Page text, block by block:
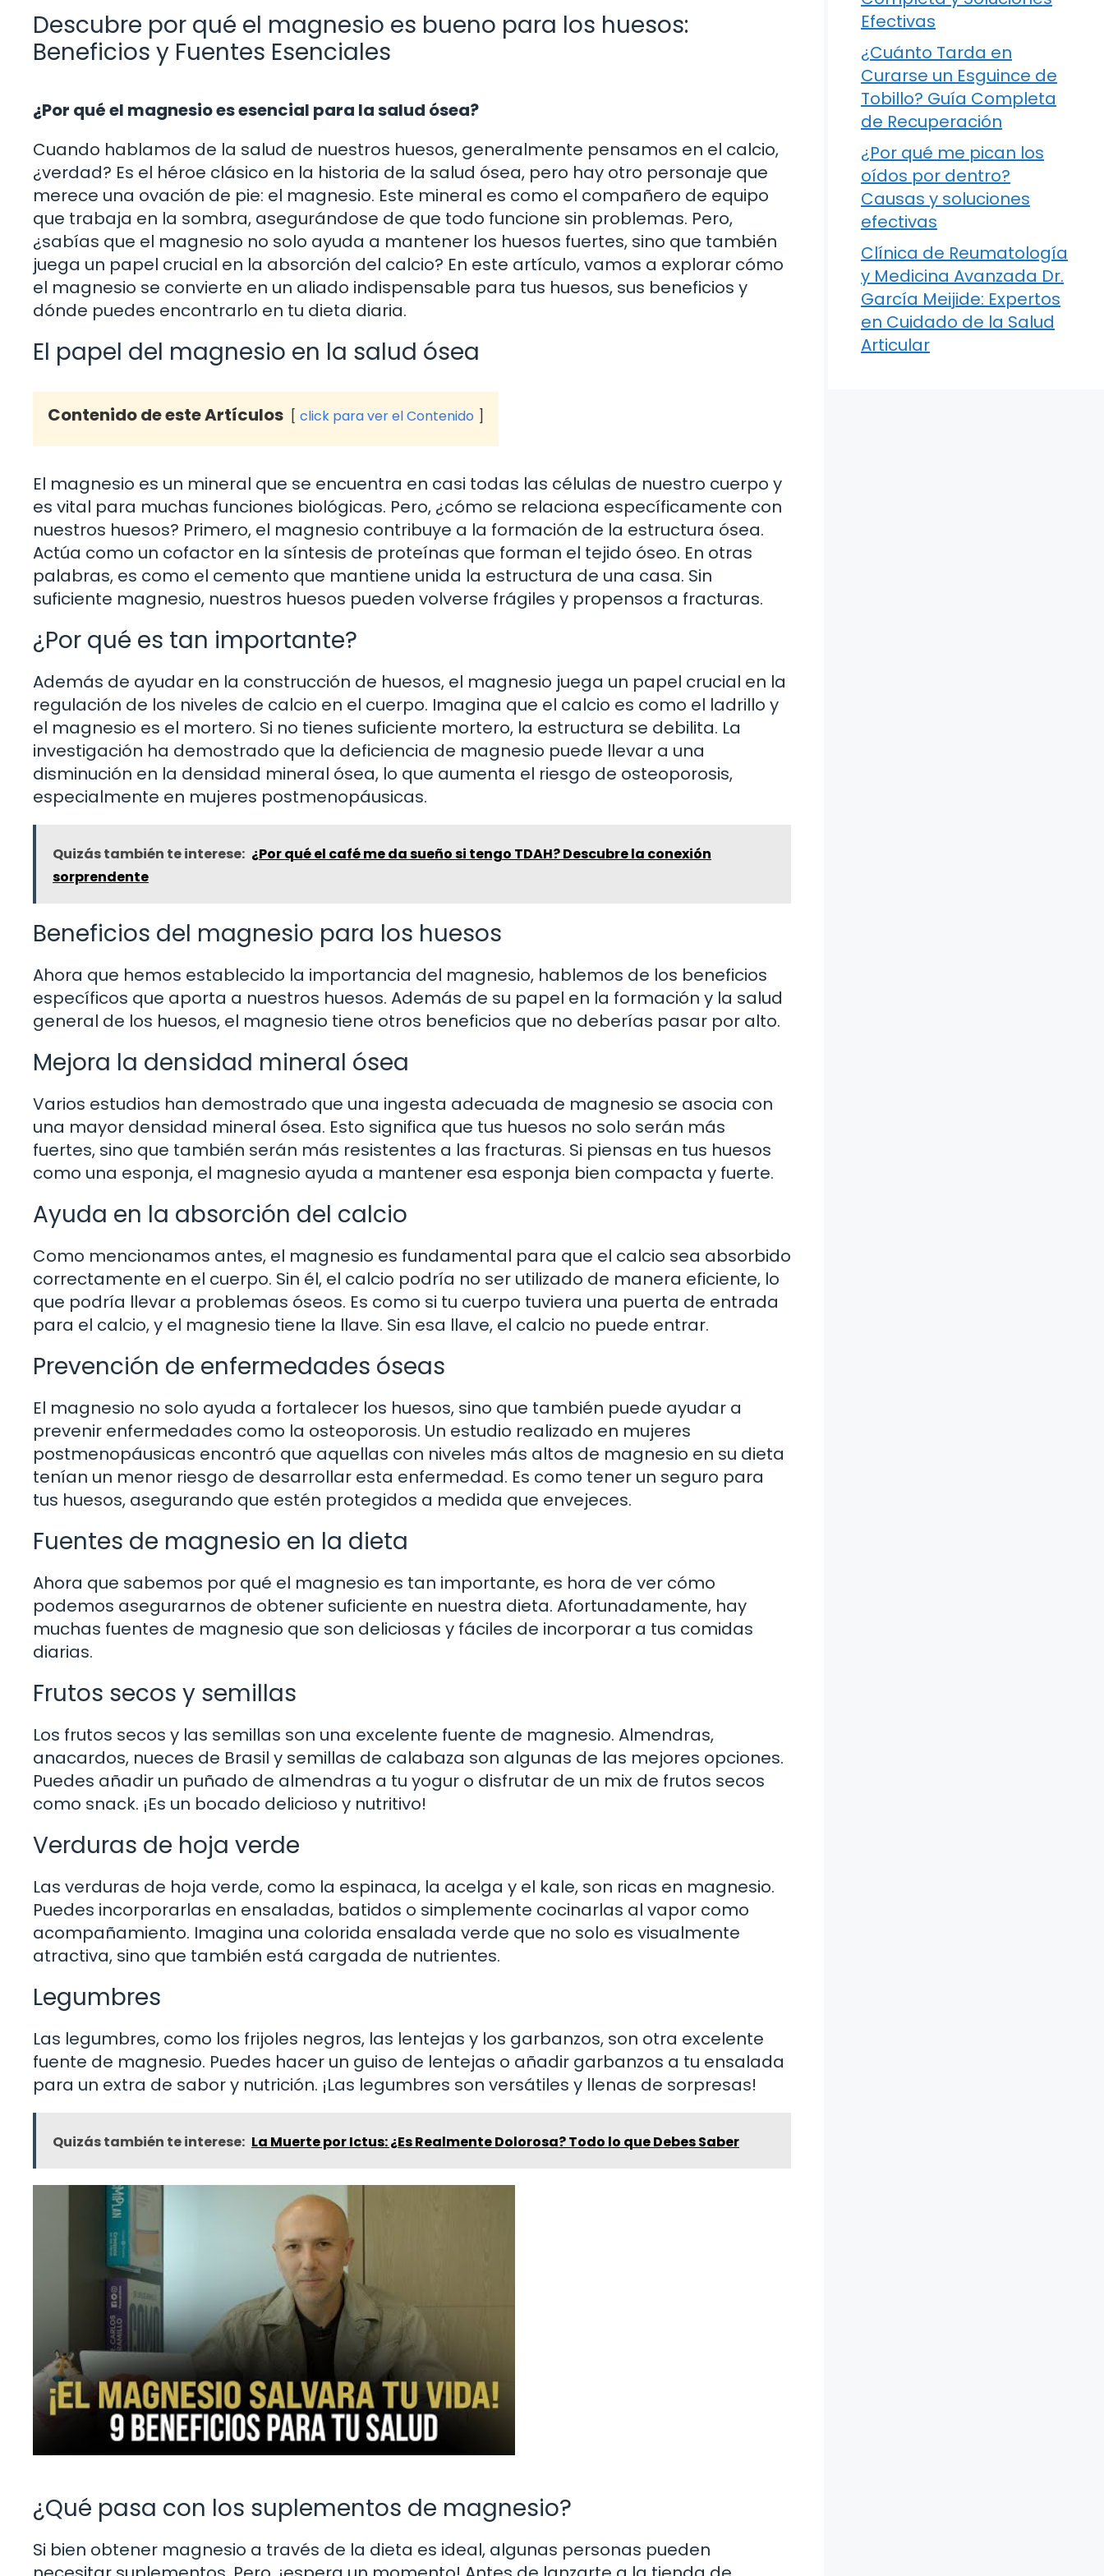
Descubre por qué el magnesio es bueno para los huesos:
Beneficios y Fuentes Esenciales
¿Por qué el magnesio es esencial para la salud ósea?
Cuando hablamos de la salud de nuestros huesos, generalmente pensamos en el calcio,
¿verdad? Es el héroe clásico en la historia de la salud ósea, pero hay otro personaje que
merece una ovación de pie: el magnesio. Este mineral es como el compañero de equipo
que trabaja en la sombra, asegurándose de que todo funcione sin problemas. Pero,
¿sabías que el magnesio no solo ayuda a mantener los huesos fuertes, sino que también
juega un papel crucial en la absorción del calcio? En este artículo, vamos a explorar cómo
el magnesio se convierte en un aliado indispensable para tus huesos, sus beneficios y
dónde puedes encontrarlo en tu dieta diaria.
El papel del magnesio en la salud ósea
Contenido de este Artículos click para ver el Contenido
El magnesio es un mineral que se encuentra en casi todas las células de nuestro cuerpo y
es vital para muchas funciones biológicas. Pero, ¿cómo se relaciona específicamente con
nuestros huesos? Primero, el magnesio contribuye a la formación de la estructura ósea.
Actúa como un cofactor en la síntesis de proteínas que forman el tejido óseo. En otras
palabras, es como el cemento que mantiene unida la estructura de una casa. Sin
suficiente magnesio, nuestros huesos pueden volverse frágiles y propensos a fracturas.
¿Por qué es tan importante?
Además de ayudar en la construcción de huesos, el magnesio juega un papel crucial en la
regulación de los niveles de calcio en el cuerpo. Imagina que el calcio es como el ladrillo y
el magnesio es el mortero. Si no tienes suficiente mortero, la estructura se debilita. La
investigación ha demostrado que la deficiencia de magnesio puede llevar a una
disminución en la densidad mineral ósea, lo que aumenta el riesgo de osteoporosis,
especialmente en mujeres postmenopáusicas.
Quizás también te interese: ¿Por qué el café me da sueño si tengo TDAH? Descubre la conexión
sorprendente
Beneficios del magnesio para los huesos
Ahora que hemos establecido la importancia del magnesio, hablemos de los beneficios
específicos que aporta a nuestros huesos. Además de su papel en la formación y la salud
general de los huesos, el magnesio tiene otros beneficios que no deberías pasar por alto.
Mejora la densidad mineral ósea
Varios estudios han demostrado que una ingesta adecuada de magnesio se asocia con
una mayor densidad mineral ósea. Esto significa que tus huesos no solo serán más
fuertes, sino que también serán más resistentes a las fracturas. Si piensas en tus huesos
como una esponja, el magnesio ayuda a mantener esa esponja bien compacta y fuerte.
Ayuda en la absorción del calcio
Como mencionamos antes, el magnesio es fundamental para que el calcio sea absorbido
correctamente en el cuerpo. Sin él, el calcio podría no ser utilizado de manera eficiente, lo
que podría llevar a problemas óseos. Es como si tu cuerpo tuviera una puerta de entrada
para el calcio, y el magnesio tiene la llave. Sin esa llave, el calcio no puede entrar.
Prevención de enfermedades óseas
El magnesio no solo ayuda a fortalecer los huesos, sino que también puede ayudar a
prevenir enfermedades como la osteoporosis. Un estudio realizado en mujeres
postmenopáusicas encontró que aquellas con niveles más altos de magnesio en su dieta
tenían un menor riesgo de desarrollar esta enfermedad. Es como tener un seguro para
tus huesos, asegurando que estén protegidos a medida que envejeces.
Fuentes de magnesio en la dieta
Ahora que sabemos por qué el magnesio es tan importante, es hora de ver cómo
podemos asegurarnos de obtener suficiente en nuestra dieta. Afortunadamente, hay
muchas fuentes de magnesio que son deliciosas y fáciles de incorporar a tus comidas
diarias.
Frutos secos y semillas
Los frutos secos y las semillas son una excelente fuente de magnesio. Almendras,
anacardos, nueces de Brasil y semillas de calabaza son algunas de las mejores opciones.
Puedes añadir un puñado de almendras a tu yogur o disfrutar de un mix de frutos secos
como snack. ¡Es un bocado delicioso y nutritivo!
Verduras de hoja verde
Las verduras de hoja verde, como la espinaca, la acelga y el kale, son ricas en magnesio.
Puedes incorporarlas en ensaladas, batidos o simplemente cocinarlas al vapor como
acompañamiento. Imagina una colorida ensalada verde que no solo es visualmente
atractiva, sino que también está cargada de nutrientes.
Legumbres
Las legumbres, como los frijoles negros, las lentejas y los garbanzos, son otra excelente
fuente de magnesio. Puedes hacer un guiso de lentejas o añadir garbanzos a tu ensalada
para un extra de sabor y nutrición. ¡Las legumbres son versátiles y llenas de sorpresas!
Quizás también te interese: La Muerte por Ictus: ¿Es Realmente Dolorosa? Todo lo que Debes Saber
¿Qué pasa con los suplementos de magnesio?
Si bien obtener magnesio a través de la dieta es ideal, algunas personas pueden
Efectivas
¿Cuánto Tarda en
Curarse un Esguince de
Tobillo? Guía Completa
de Recuperación
¿Por qué me pican los
oídos por dentro?
Causas y soluciones
efectivas
Clínica de Reumatología
y Medicina Avanzada Dr.
García Meijide: Expertos
en Cuidado de la Salud
Articular